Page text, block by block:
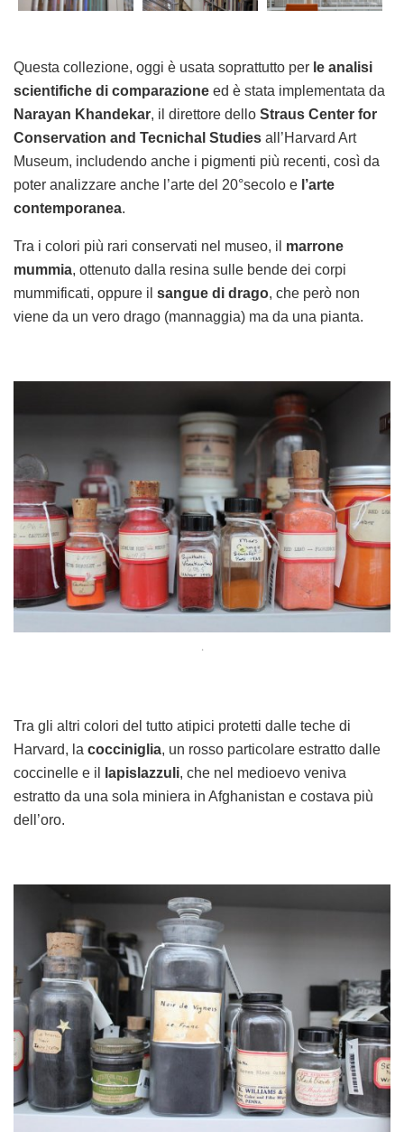
Questa collezione, oggi è usata soprattutto per le analisi
scientifiche di comparazione ed è stata implementata da
Narayan Khandekar, il direttore dello Straus Center for
Conservation and Tecnichal Studies all’Harvard Art
Museum, includendo anche i pigmenti più recenti, così da
poter analizzare anche l’arte del 20°secolo e l’arte
contemporanea.
Tra i colori più rari conservati nel museo, il marrone
mummia, ottenuto dalla resina sulle bende dei corpi
mummificati, oppure il sangue di drago, che però non
viene da un vero drago (mannaggia) ma da una pianta.
.
Tra gli altri colori del tutto atipici protetti dalle teche di
Harvard, la cocciniglia, un rosso particolare estratto dalle
coccinelle e il
lapislazzuli, che nel medioevo veniva
estratto da una sola miniera in Afghanistan e costava più
dell’oro.